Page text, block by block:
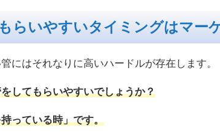
らいやすいタイミングはマー
にはそれなりに高いハードルが存在します。
してもらいやすいでしょうか？
っている時」です。